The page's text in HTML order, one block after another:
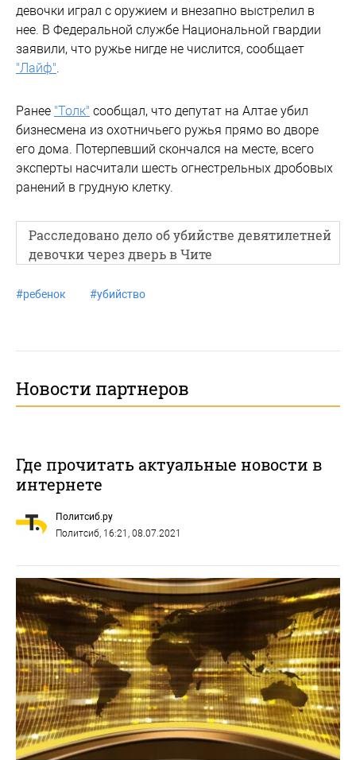
девочки играл с оружием и внезапно выстрелил в
нее. В Федеральной службе Национальной гвардии
заявили, что ружье нигде не числится, сообщает
"Лайф".
Ранее "Толк" сообщал, что депутат на Алтае убил
бизнесмена из охотничьего ружья прямо во дворе
его дома. Потерпевший скончался на месте, всего
эксперты насчитали шесть огнестрельных дробовых
ранений в грудную клетку.
Расследовано дело об убийстве девятилетней
девочки через дверь в Чите
#ребенок #убийство
Новости партнеров
Где прочитать актуальные новости в
интернете
Политсиб.ру
Политсиб, 16:21, 08.07.2021